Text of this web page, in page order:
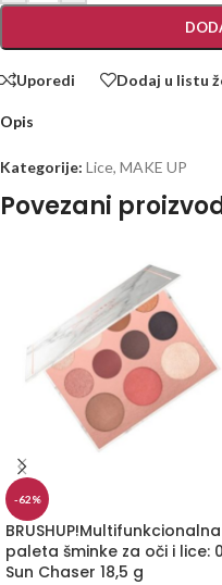
Uporedi Dodaj u listu
Opis
Kategorije: Lice, MAKE UP
Povezani
-62%
BRUSHUP!Multifunkcionalna
paleta šminke za oči i lice:
Sun Chaser 18,5 g